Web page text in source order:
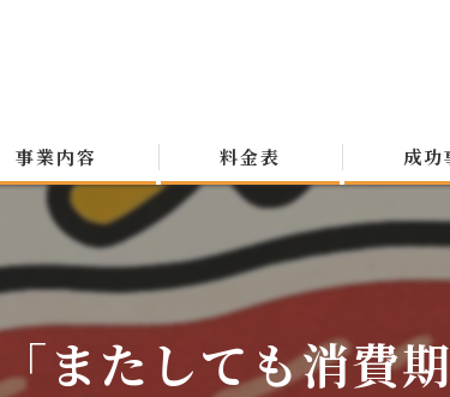
事業内容 料金表 成功
「またしても消費